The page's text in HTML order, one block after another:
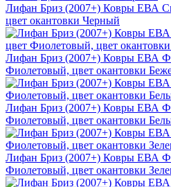
Лифан Бриз (2007+) Ковры ЕВА
цвет окантовки Черный
Лифан Бриз (2007+) Ковры ЕВА
Фиолетовый, цвет окантовки
Лифан Бриз (2007+) Ковры ЕВА
Фиолетовый, цвет окантовки
Лифан Бриз (2007+) Ковры ЕВА
Фиолетовый, цвет окантовки